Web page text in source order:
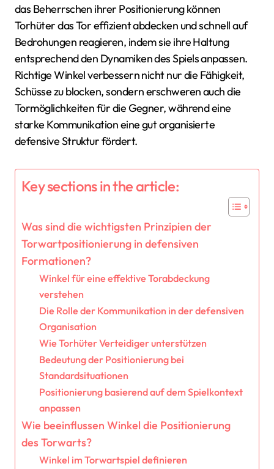
das Beherrschen ihrer Positionierung können
Torhüter das Tor effizient abdecken und schnell auf
Bedrohungen reagieren, indem sie ihre Haltung
entsprechend den Dynamiken des Spiels anpassen.
Richtige Winkel verbessern nicht nur die Fähigkeit,
Schüsse zu blocken, sondern erschweren auch die
Tormöglichkeiten für die Gegner, während eine
starke Kommunikation eine gut organisierte
defensive Struktur fördert.
Key sections in the article:
Was sind die wichtigsten Prinzipien der
Torwartpositionierung in defensiven
Formationen?
Winkel für eine effektive Torabdeckung
verstehen
Die Rolle der Kommunikation in der defensiven
Organisation
Wie Torhüter Verteidiger unterstützen
Bedeutung der Positionierung bei
Standardsituationen
Positionierung basierend auf dem Spielkontext
anpassen
Wie beeinflussen Winkel die Positionierung
des Torwarts?
Winkel im Torwartspiel definieren